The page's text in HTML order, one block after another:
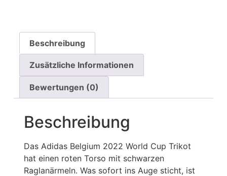
Beschreibung
Zusätzliche Informationen
Bewertungen (0)
Beschreibung
Das Adidas Belgium 2022 World Cup Trikot
hat einen roten Torso mit schwarzen
Raglanärmeln. Was sofort ins Auge sticht, ist